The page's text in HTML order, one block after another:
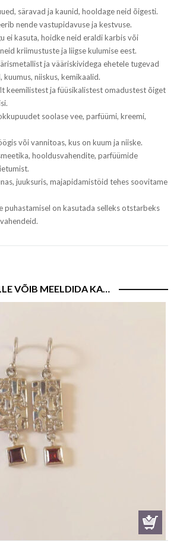
säravad ja kaunid, hooldage neid õigesti.
nende vastupidavuse ja kestvuse.
ei kasuta, hoidke neid eraldi karbis või
kriimustuste ja liigse kulumise eest.
ja vääriskividega ehetele tugevad
niiskus, kemikaalid.
keemilistest ja füüsikalistest omadustest õiget
soolase vee, parfüümi, kreemi,
või vannitoas, kus on kuum ja niiske.
hooldusvahendite, parfüümide
juuksuris, majapidamistöid tehes soovitame
puhastamisel on kasutada selleks otstarbeks
VÕIB MEELDIDA KA…